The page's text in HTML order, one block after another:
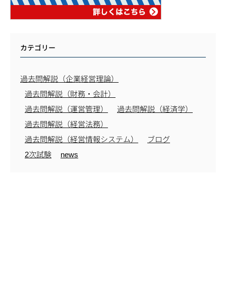
カテゴリー
過去問解説（企業経営理論）
過去問解説（財務・会計）
過去問解説（運営管理）
過去問解説（経済学）
過去問解説（経営法務）
過去問解説（経営情報システム）
ブログ
2次試験
news